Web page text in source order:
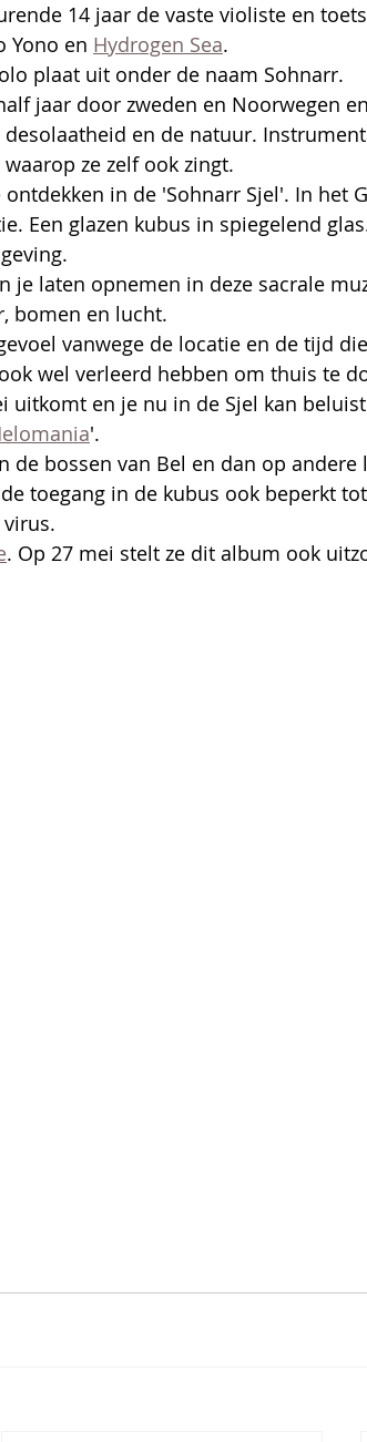
14 jaar de vaste violiste en
Yono en Hydrogen Sea.
plaat uit onder de naam Sohnarr.
jaar door zweden en Noorwegen
en de natuur.
ze zelf ook zingt.
in de 'Sohnarr Sjel'. In het
Een glazen kubus in spiegelend
je laten opnemen in deze sacrale
bomen en lucht.
vanwege de locatie en de tijd
wel verleerd hebben om thuis te
uitkomt en je nu in de Sjel kan
'.
de bossen van Bel en dan op andere
toegang in de kubus ook beperkt
. Op 27 mei stelt ze dit album ook